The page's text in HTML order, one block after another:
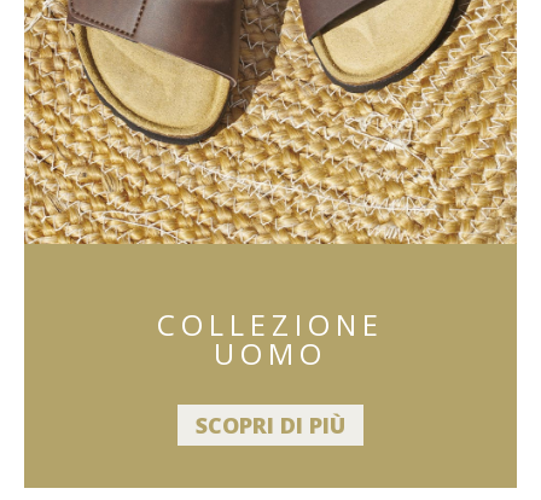
COLLEZIONE
UOMO
SCOPRI DI PIÙ